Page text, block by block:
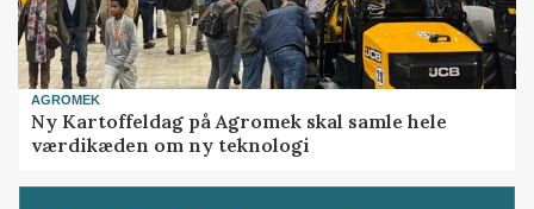
AGROMEK
Ny Kartoffeldag på Agromek skal samle hele
værdikæden om ny teknologi